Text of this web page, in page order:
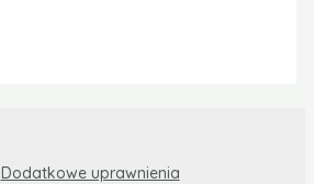
Dodatkowe uprawnienia